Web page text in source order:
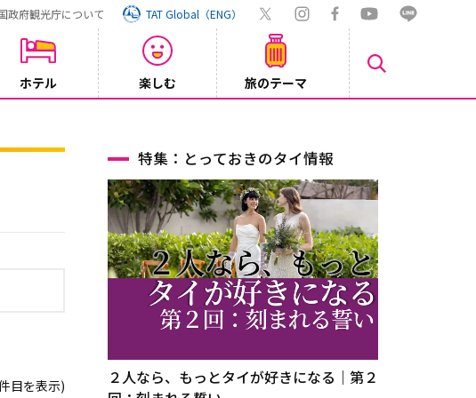
政府観光庁について TAT Global（ENG）
ホテル 楽しむ 旅のテーマ
目を表示)
特集：とっておきのタイ情報
２人なら、もっとタイが好きになる｜第２